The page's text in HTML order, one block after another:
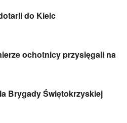
do Kielc
ochotnicy przysięgali na
Brygady Świętokrzyskiej